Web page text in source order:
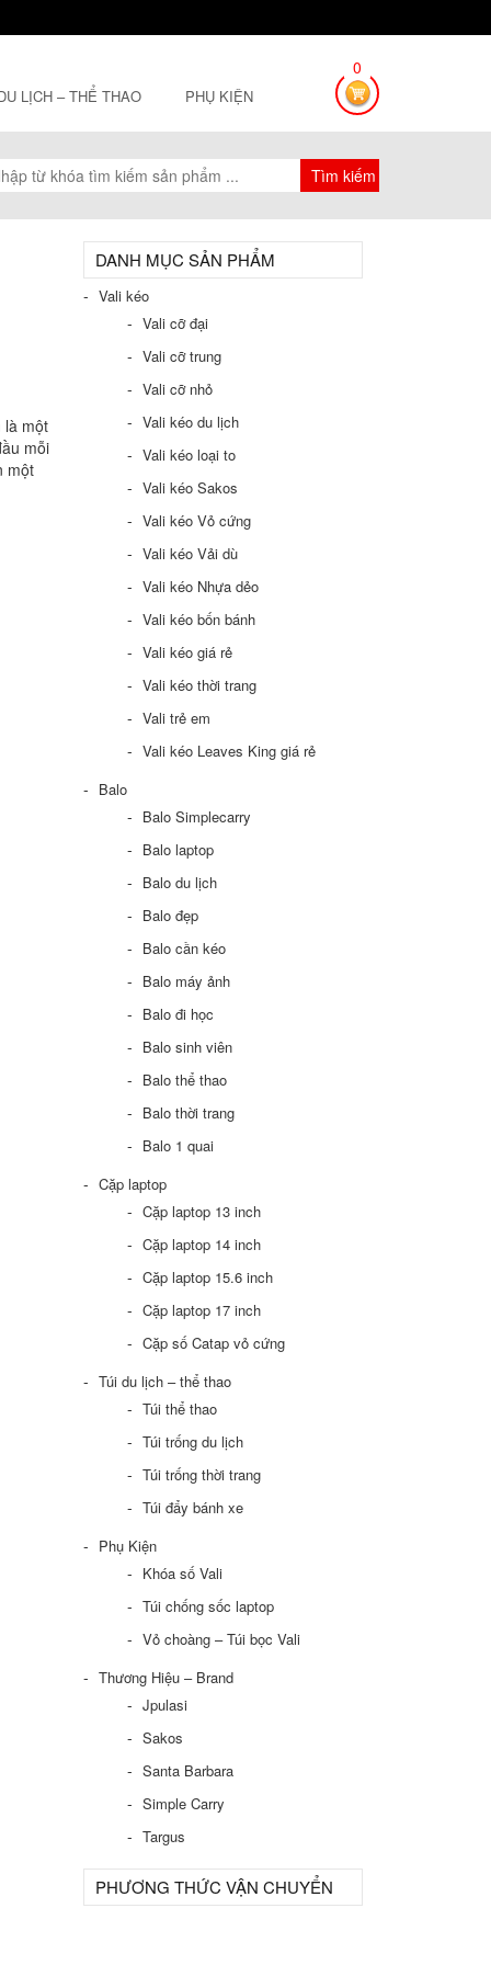
LỊCH – THỂ THAO PHỤ KIỆN
0
là một
mỗi
một
DANH MỤC SẢN PHẨM
Vali kéo
Vali cỡ đại
Vali cỡ trung
Vali cỡ nhỏ
Vali kéo du lịch
Vali kéo loại to
Vali kéo Sakos
Vali kéo Vỏ cứng
Vali kéo Vải dù
Vali kéo Nhựa dẻo
Vali kéo bốn bánh
Vali kéo giá rẻ
Vali kéo thời trang
Vali trẻ em
Vali kéo Leaves King giá rẻ
Balo
Balo Simplecarry
Balo laptop
Balo du lịch
Balo đẹp
Balo cần kéo
Balo máy ảnh
Balo đi học
Balo sinh viên
Balo thể thao
Balo thời trang
Balo 1 quai
Cặp laptop
Cặp laptop 13 inch
Cặp laptop 14 inch
Cặp laptop 15.6 inch
Cặp laptop 17 inch
Cặp số Catap vỏ cứng
Túi du lịch – thể thao
Túi thể thao
Túi trống du lịch
Túi trống thời trang
Túi đẩy bánh xe
Phụ Kiện
Khóa số Vali
Túi chống sốc laptop
Vỏ choàng – Túi bọc Vali
Thương Hiệu – Brand
Jpulasi
Sakos
Santa Barbara
Simple Carry
Targus
PHƯƠNG THỨC VẬN CHUYỂN